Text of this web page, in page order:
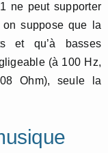
ne peut supporter
suppose que la
et qu’à basses
(à 100 Hz,
Ohm), seule la